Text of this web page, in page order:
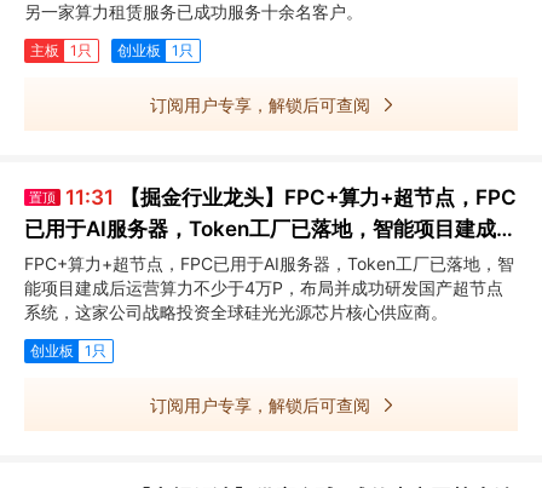
另一家算力租赁服务已成功服务十余名客户。
主板 1只 创业板 1只
订阅用户专享，解锁后可查阅
置顶 11:31
【掘金行业龙头】FPC+算力+超节点，FPC
已用于AI服务器，Token工厂已落地，智能项目建成后
运营算力不少于4万P，这家公司布局并成功研发国产
超节点系统
FPC+算力+超节点，FPC已用于AI服务器，Token工厂已落地，智
能项目建成后运营算力不少于4万P，布局并成功研发国产超节点
系统，这家公司战略投资全球硅光光源芯片核心供应商。
创业板 1只
订阅用户专享，解锁后可查阅